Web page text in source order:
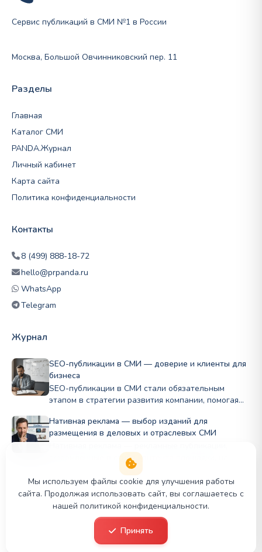
Сервис публикаций в СМИ №1 в России
Москва, Большой Овчинниковский пер. 11
Разделы
Главная
Каталог СМИ
PANDA.Журнал
Личный кабинет
Карта сайта
Политика конфиденциальности
Контакты
8 (499) 888-18-72
hello@prpanda.ru
WhatsApp
Telegram
Журнал
SEO-публикации в СМИ — доверие и клиенты для
бизнеса
SEO-публикации в СМИ стали обязательным
этапом в стратегии развития компании, помогая
Нативная реклама — выбор изданий для
размещения в деловых и отраслевых СМИ
оформленные в стиле контента площадки, на
© 2026 PR Panda. Все права защищены.
Мы используем файлы cookie для улучшения работы
сайта. Продолжая использовать сайт, вы соглашаетесь с
нашей политикой конфиденциальности.
Принять